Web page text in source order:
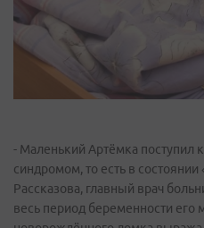
- Маленький Артёмка поступил
синдромом, то есть в
Рассказова, главный врач
весь период беременности его